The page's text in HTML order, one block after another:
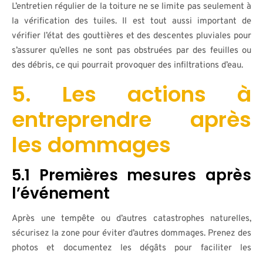
L’entretien régulier de la toiture ne se limite pas seulement à
la vérification des tuiles. Il est tout aussi important de
vérifier l’état des gouttières et des descentes pluviales pour
s’assurer qu’elles ne sont pas obstruées par des feuilles ou
des débris, ce qui pourrait provoquer des infiltrations d’eau.
5. Les actions à
entreprendre après
les dommages
5.1 Premières mesures après
l’événement
Après une tempête ou d’autres catastrophes naturelles,
sécurisez la zone pour éviter d’autres dommages. Prenez des
photos et documentez les dégâts pour faciliter les